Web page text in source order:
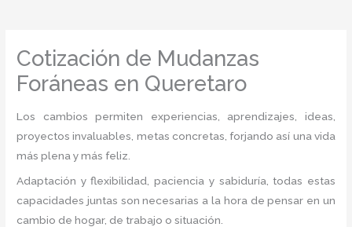
Cotización de Mudanzas
Foráneas en Queretaro
Los cambios permiten experiencias, aprendizajes, ideas,
proyectos invaluables, metas concretas, forjando así una vida
más plena y más feliz.
Adaptación y flexibilidad, paciencia y sabiduría, todas estas
capacidades juntas son necesarias a la hora de pensar en un
cambio de hogar, de trabajo o situación.